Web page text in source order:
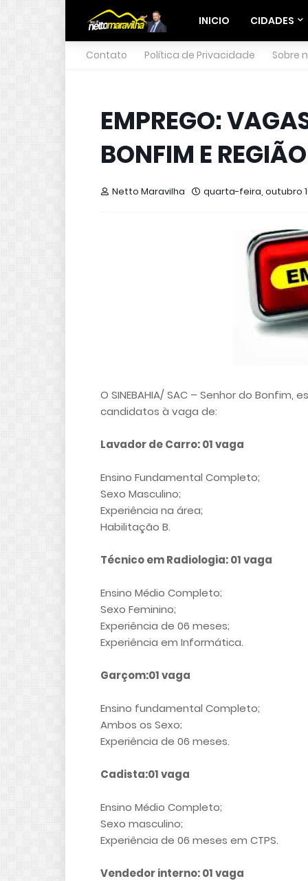
INICIO CIDADES
Contato Política de Privacidade Sobre
EMPREGO:
BONFIM E REGIÃO
Netto Maravilha quarta-feira, outubro
O SINEBAHIA/ SAC – Senhor do
candidatos à vaga de:
Lavador de Carro: 01 vaga
Ensino Fundamental Completo;
Sexo Masculino;
Experiência na área;
Habilitação B.
Técnico em Radiologia: 01 vaga
Ensino Médio Completo;
Sexo Feminino;
Experiência de 06 meses;
Experiência em Informática.
Garçom:01 vaga
Ensino fundamental Completo;
Ambos os Sexo;
Experiência de 06 meses.
Cadista:01 vaga
Ensino Médio Completo;
Sexo masculino;
Experiência de 06 meses em CTPS.
Vendedor interno: 01 vaga